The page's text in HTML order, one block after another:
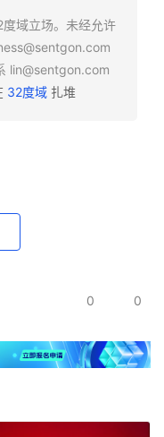
域立场。未经允许
lin@sentgon.com
32度域扎堆
0 0